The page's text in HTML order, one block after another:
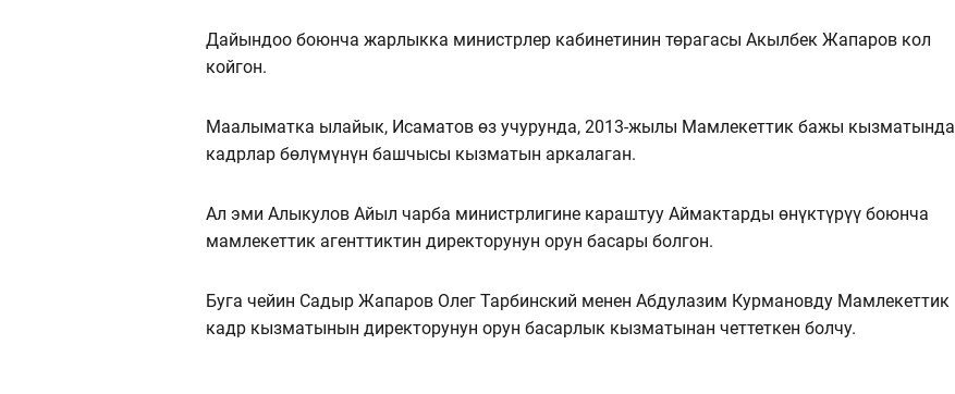
Дайындоо боюнча жарлыкка министрлер кабинетинин төрагасы Акылбек Жапаров кол
койгон.
Маалыматка ылайык, Исаматов өз учурунда, 2013-жылы Мамлекеттик бажы кызматында
кадрлар бөлүмүнүн башчысы кызматын аркалаган.
Ал эми Алыкулов Айыл чарба министрлигине караштуу Аймактарды өнүктүрүү боюнча
мамлекеттик агенттиктин директорунун орун басары болгон.
Буга чейин Садыр Жапаров Олег Тарбинский менен Абдулазим Курмановду Мамлекеттик
кадр кызматынын директорунун орун басарлык кызматынан четтеткен болчу.